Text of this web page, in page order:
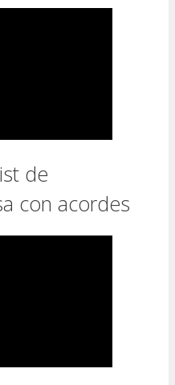
de
con acordes